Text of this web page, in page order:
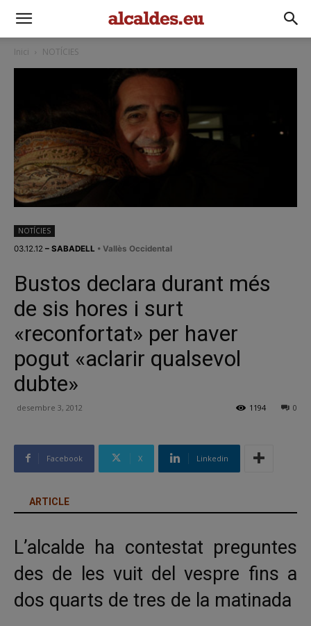
Inici NOTÍCIES
NOTÍCIES
03.12.12 – SABADELL • Vallès Occidental
Bustos declara durant més
de sis hores i surt
«reconfortat» per haver
pogut «aclarir qualsevol
dubte»
desembre 3, 2012 0
1194
Facebook X Linkedin
ARTICLE
L’alcalde ha contestat preguntes
des de les vuit del vespre fins a
dos quarts de tres de la matinada